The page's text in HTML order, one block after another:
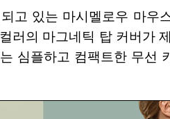
고 있는 마시멜로우 마우
의 마그네틱 탑 커버가
심플하고 컴팩트한 무선